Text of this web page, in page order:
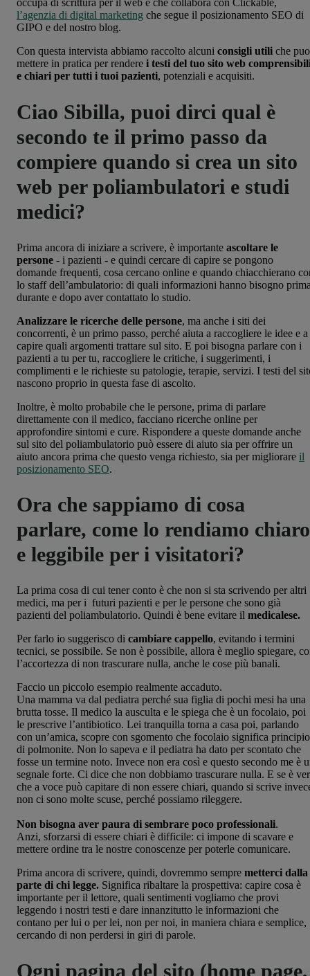
l’agenzia di digital marketing che segue il posizionamento SEO di
GIPO e del nostro blog.
Con questa intervista abbiamo raccolto alcuni consigli utili che
mettere in pratica per rendere i testi del tuo sito web
e chiari per tutti i tuoi pazienti, potenziali e acquisiti.
Ciao Sibilla, puoi dirci qual è
secondo te il primo passo da
compiere quando si crea un sito
web per poliambulatori e studi
medici?
Prima ancora di iniziare a scrivere, è importante ascoltare le
persone - i pazienti - e quindi cercare di capire se pongono
domande frequenti, cosa cercano online e quando chiacchierano
lo staff dell’ambulatorio: di quali informazioni hanno bisogno
durante e dopo aver contattato lo studio.
Analizzare le ricerche delle persone, ma anche i siti dei
concorrenti, è un primo passo, perché aiuta a raccogliere le idee e a
capire quali argomenti trattare sul sito. E poi bisogna parlare con i
pazienti a tu per tu, raccogliere le critiche, i suggerimenti, i
complimenti e le richieste su patologie, terapie, servizi. I testi del
nascono proprio in questa fase di ascolto.
Inoltre, è molto probabile che le persone, prima di parlare
direttamente con il medico, facciano ricerche online per
approfondire sintomi e cure. Rispondere a queste domande anche
sul sito del poliambulatorio può essere di aiuto sia per offrire un
aiuto ancora prima che questo venga richiesto, sia per migliorare il
posizionamento SEO.
Ora che sappiamo di cosa
parlare, come lo rendiamo chiaro
e leggibile per i visitatori?
La prima cosa di cui tener conto è che non si sta scrivendo per altri
medici, ma per i futuri pazienti e per le persone che sono già
pazienti del poliambulatorio. Quindi è bene evitare il medicalese.
Per farlo io suggerisco di cambiare cappello, evitando i termini
tecnici, se possibile. Se non è possibile, allora è meglio spiegare,
l’accortezza di non trascurare nulla, anche le cose più banali.
Faccio un piccolo esempio realmente accaduto.
Una mamma va dal pediatra perché sua figlia di pochi mesi ha una
brutta tosse. Il medico la ausculta e le spiega che è un focolaio, poi
le prescrive l’antibiotico. Lei tranquilla torna a casa poi, parlando
con un’amica, scopre con sgomento che focolaio significa principio
di polmonite. Non lo sapeva e il pediatra ha dato per scontato che
fosse un termine noto. Invece non era così e questo secondo me è
segnale forte. Ci dice che non dobbiamo trascurare nulla. E se è
che a voce può capitare di non essere chiari, quando si scrive
non ci sono molte scuse, perché possiamo rileggere.
Non bisogna aver paura di sembrare poco professionali.
Anzi, sforzarsi di essere chiari è difficile: ci impone di scavare e
mettere ordine tra le nostre conoscenze per poterle comunicare.
Prima ancora di scrivere, quindi, dovremmo sempre metterci dalla
parte di chi legge. Significa ribaltare la prospettiva: capire cosa è
importante per il lettore, quali sentimenti vogliamo che provi
leggendo i nostri testi e dare innanzitutto le informazioni che
contano per lui o per lei, non per noi, in maniera chiara e semplice,
cercando di non perdersi in giri di parole.
Ogni pagina del sito (home page,